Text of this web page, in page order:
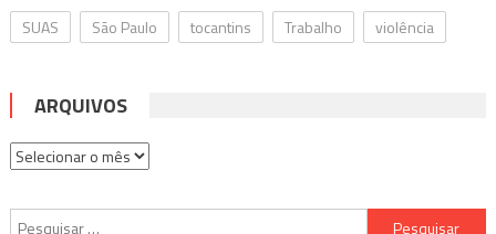
SUAS
São Paulo tocantins Trabalho violência
ARQUIVOS
Arquivos
Pesquisar